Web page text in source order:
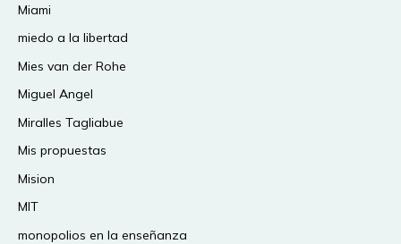
Miami
miedo a la libertad
Mies van der Rohe
Miguel Angel
Miralles Tagliabue
Mis propuestas
Mision
MIT
monopolios en la enseñanza